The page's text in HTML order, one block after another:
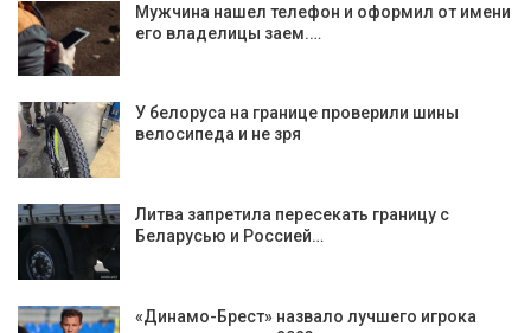
Мужчина нашел телефон и оформил от имени
его владелицы заем.…
У белоруса на границе проверили шины
велосипеда и не зря
Литва запретила пересекать границу с
Беларусью и Россией…
«Динамо-Брест» назвало лучшего игрока